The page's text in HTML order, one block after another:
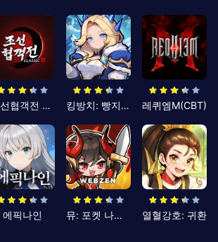
조선협객전 클래식 킹방치: 빵지의 제왕 레퀴엠M(CBT)
에픽나인 뮤: 포켓 나이츠 열혈강호: 귀환